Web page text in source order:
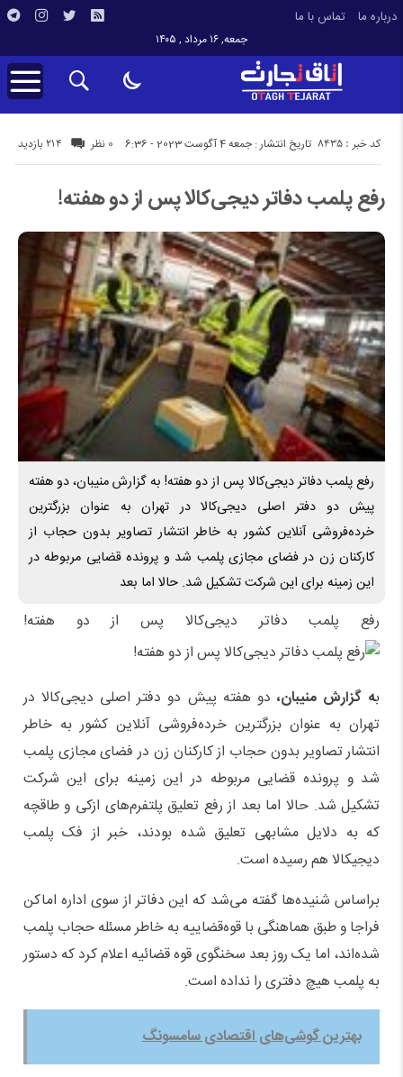
درباره ما تماس با ما
جمعه, ۱۶ مرداد , ۱۴۰۵
تاریخ انتشار : جمعه 4 آگوست 2023 - 6:36 214 بازدید کد خبر : 8435 0 نظر
رفع پلمب دفاتر دیجی‌کالا پس از دو هفته!
رفع پلمب دفاتر دیجی‌کالا پس از دو هفته! به گزارش منیبان، دو هفته
پیش دو دفتر اصلی دیجی‌کالا در تهران به عنوان بزرگترین‌
خرده‌فروشی آنلاین کشور به خاطر انتشار تصاویر بدون حجاب از
کارکنان زن در فضای مجازی پلمب شد و پرونده قضایی مربوطه در
این زمینه برای این شرکت تشکیل شد. حالا اما بعد
رفع پلمب دفاتر دیجی‌کالا پس از دو هفته!
به گزارش منیبان، دو هفته پیش دو دفتر اصلی دیجی‌کالا در
تهران به عنوان بزرگترین‌ خرده‌فروشی آنلاین کشور به خاطر
انتشار تصاویر بدون حجاب از کارکنان زن در فضای مجازی پلمب
شد و پرونده قضایی مربوطه در این زمینه برای این شرکت
تشکیل شد. حالا اما بعد از رفع تعلیق پلتفرم‌های ازکی و طاقچه
که به دلایل مشابهی تعلیق شده بودند، خبر از فک پلمب
دیجیکالا هم رسیده است.
براساس شنیده‌ها گفته می‌شد که این دفاتر از سوی اداره اماکن
فراجا و طبق هماهنگی با قوه‌قضاییه به خاطر مسئله حجاب پلمب
شده‌اند، اما یک روز بعد سخنگوی قوه قضائیه اعلام کرد که دستور
به پلمب هیچ دفتری را نداده است.
بهترین گوشی‌های اقتصادی سامسونگ